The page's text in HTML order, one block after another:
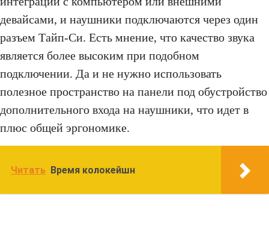
девайсами, и наушники подключаются через один
разъем Тайп-Си. Есть мнение, что качество звука
является более высоким при подобном
подключении. Да и не нужно использовать
полезное пространство на панели под обустройство
дополнительного входа на наушники, что идет в
плюс общей эргономике.
Читать Время колокейшн